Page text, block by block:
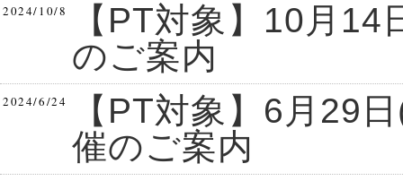
2024/10/8
【PT対象】10月
のご案内
2024/6/24
【PT対象】6月29
催のご案内